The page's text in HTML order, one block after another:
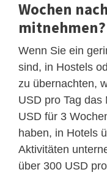
Wochen
mitnehmen?
Wenn Sie ein
sind, in Hostels
zu übernachten,
USD pro Tag
USD für 3
haben, in Hotels
Aktivitäten
über 300 USD